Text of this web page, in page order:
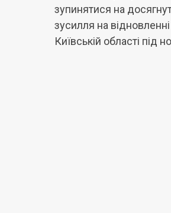
зупинятися на
зусилля на
Київській області під